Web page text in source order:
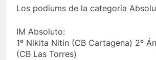
Los podiums de la categoría
IM Absoluto:
1º Nikita Nitin (CB Cartagena) 2º
(CB Las Torres)